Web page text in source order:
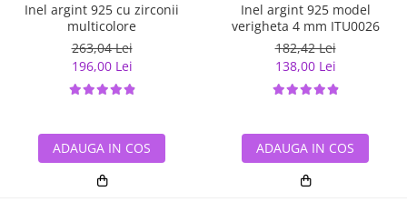
Inel argint 925 cu zirconii
multicolore
263,04 Lei
196,00 Lei
ADAUGA IN COS
Inel argint 925 model
verigheta 4 mm ITU0026
182,42 Lei
138,00 Lei
ADAUGA IN COS